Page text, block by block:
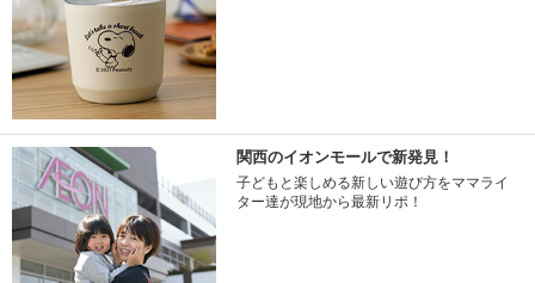
関西のイオンモールで新発見！
子どもと楽しめる新しい遊び方をママライ
ター達が現地から最新リポ！